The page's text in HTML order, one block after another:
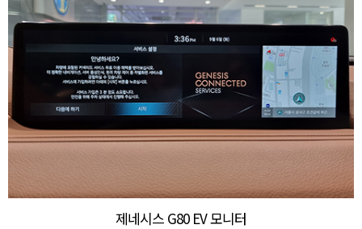
제네시스 G80 EV 모니터